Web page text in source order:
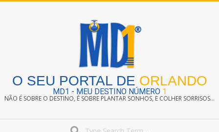
O SEU PORTAL DE ORLANDO
MD1 - MEU DESTINO NÚMERO 1
NÃO É SOBRE O DESTINO, É SOBRE PLANTAR SONHOS, E COLHER SORRISOS...